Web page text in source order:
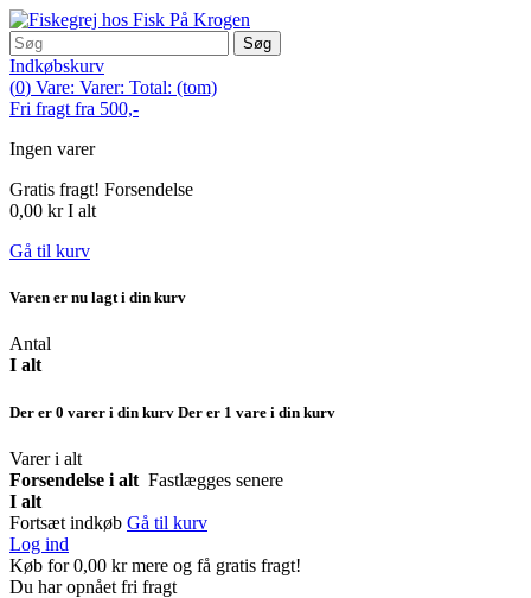
Søg
Indkøbskurv
(0) Vare: Varer: Total: (tom)
Fri fragt fra 500,-
Ingen varer
Gratis fragt! Forsendelse
0,00 kr I alt
Gå til kurv
Varen er nu lagt i din kurv
Antal
I alt
Der er 0 varer i din kurv Der er 1 vare i din kurv
Varer i alt
Forsendelse i alt Fastlægges senere
I alt
Fortsæt indkøb Gå til kurv
Log ind
Køb for0,00 krmere og få gratis fragt!
Du har opnået fri fragt